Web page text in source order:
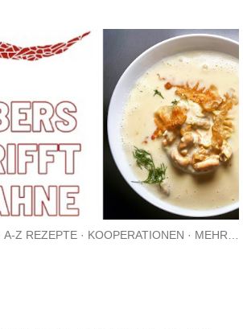
A-Z REZEPTE KOOPERATIONEN MEHR…